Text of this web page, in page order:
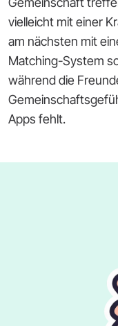
vielleicht mit einer
am nächsten mit
Matching-System
während die
Apps fehlt.